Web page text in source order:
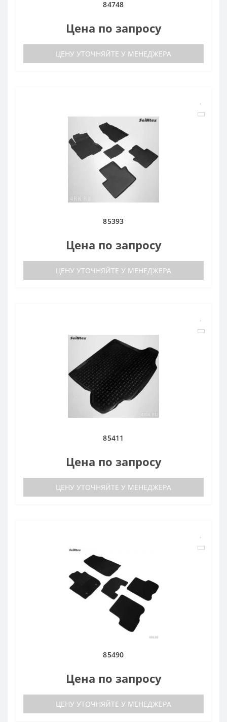
84748
Цена по запросу
ЦЕНУ УТОЧНЯЙТЕ У МЕНЕДЖЕРА
85393
Цена по запросу
ЦЕНУ УТОЧНЯЙТЕ У МЕНЕДЖЕРА
85411
Цена по запросу
ЦЕНУ УТОЧНЯЙТЕ У МЕНЕДЖЕРА
85490
Цена по запросу
ЦЕНУ УТОЧНЯЙТЕ У МЕНЕДЖЕРА